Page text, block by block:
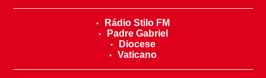
Rádio Stilo FM
Padre Gabriel
Diocese
Vaticano